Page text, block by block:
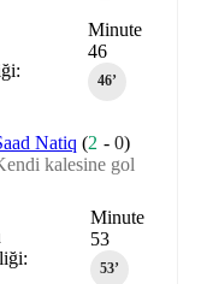
Minute
46
46‎’‎
Natiq (2 -0)
kalesine gol
Minute
53
53‎’‎